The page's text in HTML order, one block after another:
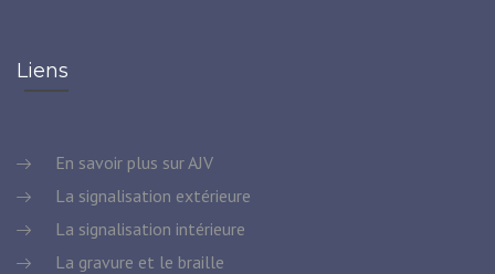
Liens
En savoir plus sur AJV
La signalisation extérieure
La signalisation intérieure
La gravure et le braille